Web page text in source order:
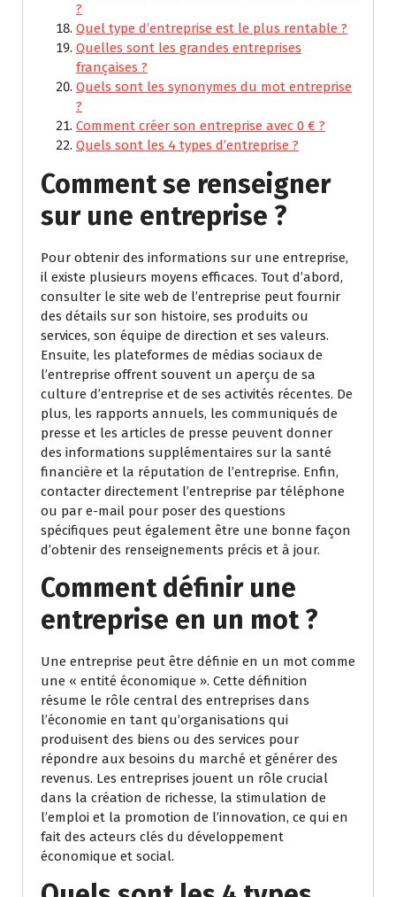
?
Quel type d’entreprise est le plus rentable ?
Quelles sont les grandes entreprises
françaises ?
Quels sont les synonymes du mot entreprise
?
Comment créer son entreprise avec 0 € ?
Quels sont les 4 types d’entreprise ?
Comment se renseigner
sur une entreprise ?
Pour obtenir des informations sur une entreprise,
il existe plusieurs moyens efficaces. Tout d’abord,
consulter le site web de l’entreprise peut fournir
des détails sur son histoire, ses produits ou
services, son équipe de direction et ses valeurs.
Ensuite, les plateformes de médias sociaux de
l’entreprise offrent souvent un aperçu de sa
culture d’entreprise et de ses activités récentes. De
plus, les rapports annuels, les communiqués de
presse et les articles de presse peuvent donner
des informations supplémentaires sur la santé
financière et la réputation de l’entreprise. Enfin,
contacter directement l’entreprise par téléphone
ou par e-mail pour poser des questions
spécifiques peut également être une bonne façon
d’obtenir des renseignements précis et à jour.
Comment définir une
entreprise en un mot ?
Une entreprise peut être définie en un mot comme
une « entité économique ». Cette définition
résume le rôle central des entreprises dans
l’économie en tant qu’organisations qui
produisent des biens ou des services pour
répondre aux besoins du marché et générer des
revenus. Les entreprises jouent un rôle crucial
dans la création de richesse, la stimulation de
l’emploi et la promotion de l’innovation, ce qui en
fait des acteurs clés du développement
économique et social.